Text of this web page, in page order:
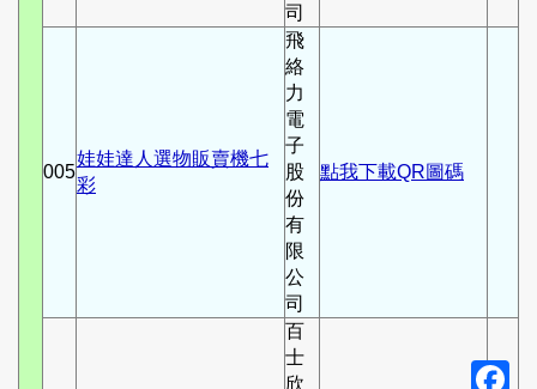
司
005
娃娃達人選物販賣機七
彩
飛
絡
力
電
子
股
份
有
限
公
司
點我下載QR圖碼
百
士
欣